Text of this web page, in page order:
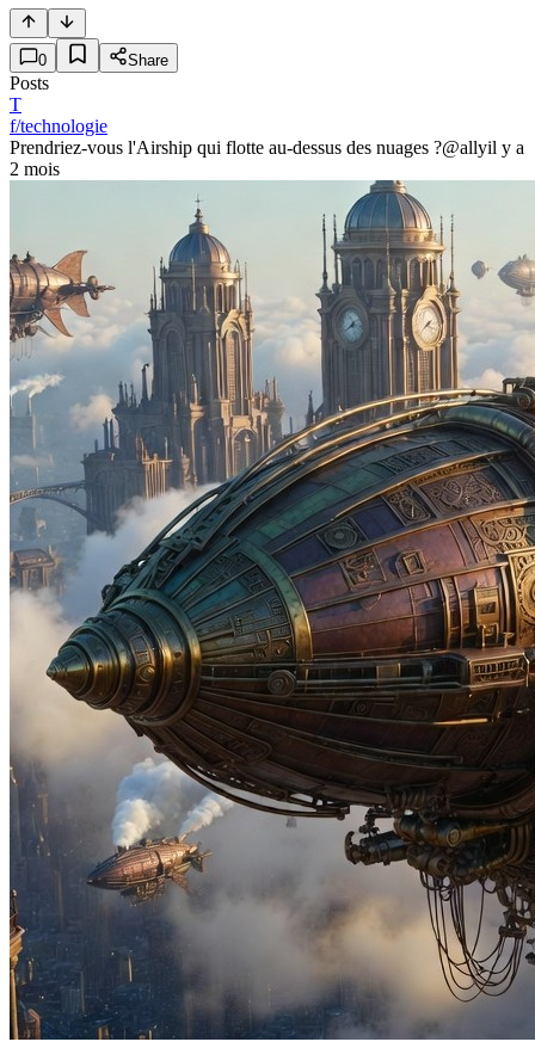
0 Share
Posts
T
f/technologie
Prendriez-vous l'Airship qui flotte au-dessus des nuages ?@allyil y a
2 mois